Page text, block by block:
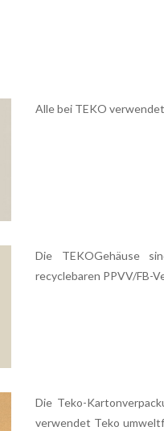
Alle bei TEKO
Die TEKOGehäuse
recyclebaren PPVV/FB-
Die Teko-
verwendet Teko